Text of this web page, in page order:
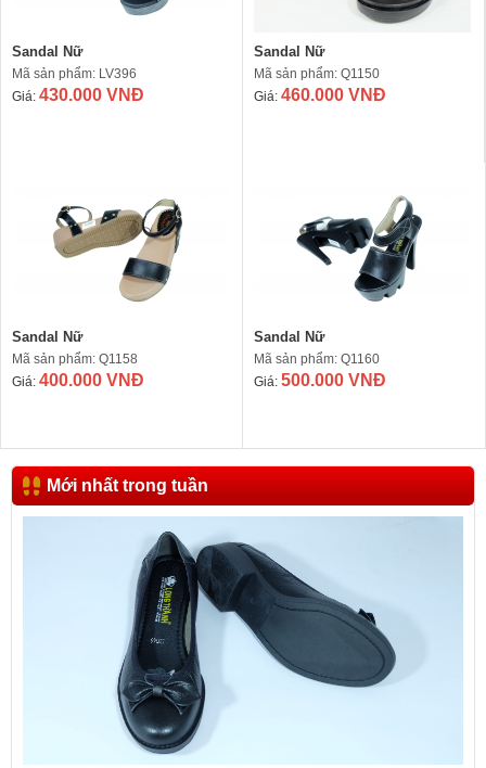
Sandal Nữ
Mã sản phẩm: LV396
Giá: 430.000 VNĐ
Sandal Nữ
Mã sản phẩm: Q1150
Giá: 460.000 VNĐ
Sandal Nữ
Mã sản phẩm: Q1158
Giá: 400.000 VNĐ
Sandal Nữ
Mã sản phẩm: Q1160
Giá: 500.000 VNĐ
Mới nhất trong tuần